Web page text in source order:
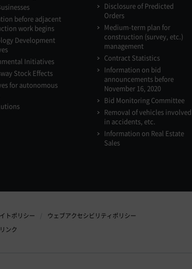
before adjacent
work begins
Development
Initiatives
Stock Effects
for autonomous
Disclosure of Predicted
Orders
Medium-term plan for
construction (survey, etc.)
management
Contract Statistics
Information on bid
announcements before
November 16, 2020
Bid Monitoring Committee
Removal of vehicles involved
in accidents, etc.
Information on Real Estate
Sales
トポリシー
ウェブアクセシビリティポリシー
リンク